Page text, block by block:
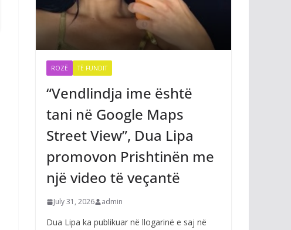
ROZË TË FUNDIT
“Vendlindja ime është
tani në Google Maps
Street View”, Dua Lipa
promovon Prishtinën me
një video të veçantë
July 31, 2026 admin
Dua Lipa ka publikuar në llogarinë e saj në